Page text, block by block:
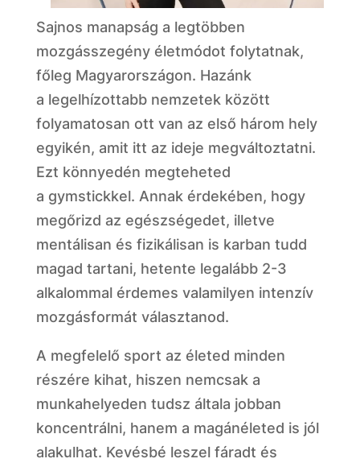
Sajnos manapság a legtöbben
mozgásszegény életmódot folytatnak,
főleg Magyarországon. Hazánk
a legelhízottabb nemzetek között
folyamatosan ott van az első három hely
egyikén, amit itt az ideje megváltoztatni.
Ezt könnyedén megteheted
a gymstickkel. Annak érdekében, hogy
megőrizd az egészségedet, illetve
mentálisan és fizikálisan is karban tudd
magad tartani, hetente legalább 2-3
alkalommal érdemes valamilyen intenzív
mozgásformát választanod.
A megfelelő sport az életed minden
részére kihat, hiszen nemcsak a
munkahelyeden tudsz általa jobban
koncentrálni, hanem a magánéleted is jól
alakulhat. Kevésbé leszel fáradt és